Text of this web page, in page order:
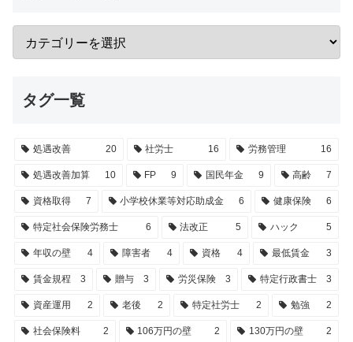
タグ一覧
処遇改善 20 社労士 16 労務管理 16
処遇改善加算 10 FP 9 国民年金 9 高齢 7
資格取得 7 小学校休業等対応助成金 6 健康保険 6
特定社会保険労務士 6 法改正 5 ハック 5
年収の壁 4 障害者 4 資格 4 最低賃金 3
賃金規程 3 贈与 3 労災保険 3 特定行政書士 3
資産運用 2 老後 2 特定社労士 2 勉強 2
社会保険料 2 106万円の壁 2 130万円の壁 2